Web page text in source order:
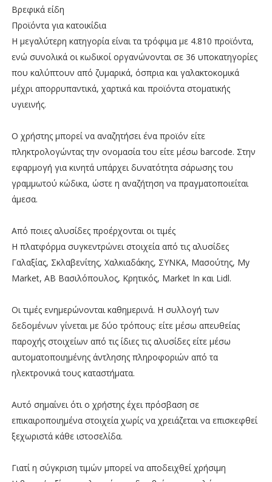
Βρεφικά είδη
Προϊόντα για κατοικίδια
Η μεγαλύτερη κατηγορία είναι τα τρόφιμα με 4.810 προϊόντα,
ενώ συνολικά οι κωδικοί οργανώνονται σε 36 υποκατηγορίες
που καλύπτουν από ζυμαρικά, όσπρια και γαλακτοκομικά
μέχρι απορρυπαντικά, χαρτικά και προϊόντα στοματικής
υγιεινής.
Ο χρήστης μπορεί να αναζητήσει ένα προϊόν είτε
πληκτρολογώντας την ονομασία του είτε μέσω barcode. Στην
εφαρμογή για κινητά υπάρχει δυνατότητα σάρωσης του
γραμμωτού κώδικα, ώστε η αναζήτηση να πραγματοποιείται
άμεσα.
Από ποιες αλυσίδες προέρχονται οι τιμές
Η πλατφόρμα συγκεντρώνει στοιχεία από τις αλυσίδες
Γαλαξίας, Σκλαβενίτης, Χαλκιαδάκης, ΣΥΝΚΑ, Μασούτης, My
Market, ΑΒ Βασιλόπουλος, Κρητικός, Market In και Lidl.
Οι τιμές ενημερώνονται καθημερινά. Η συλλογή των
δεδομένων γίνεται με δύο τρόπους: είτε μέσω απευθείας
παροχής στοιχείων από τις ίδιες τις αλυσίδες είτε μέσω
αυτοματοποιημένης άντλησης πληροφοριών από τα
ηλεκτρονικά τους καταστήματα.
Αυτό σημαίνει ότι ο χρήστης έχει πρόσβαση σε
επικαιροποιημένα στοιχεία χωρίς να χρειάζεται να επισκεφθεί
ξεχωριστά κάθε ιστοσελίδα.
Γιατί η σύγκριση τιμών μπορεί να αποδειχθεί χρήσιμη